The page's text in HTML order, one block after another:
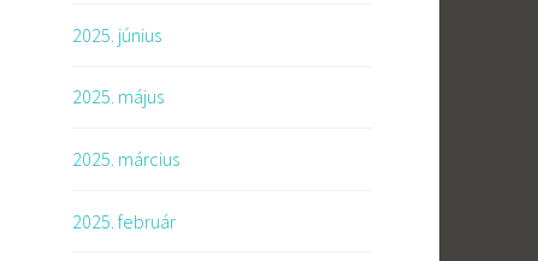
2025. június
2025. május
2025. március
2025. február